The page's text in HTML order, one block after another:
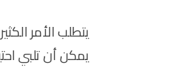
يتطلب الأمر
يمكن أن تلبي